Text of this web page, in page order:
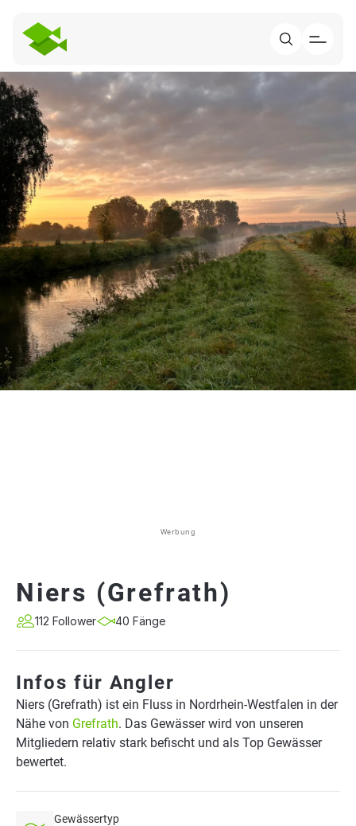
Werbung
Niers (Grefrath)
112 Follower 40 Fänge
Infos für Angler
Niers (Grefrath) ist ein Fluss in Nordrhein-Westfalen in der
Nähe von Grefrath. Das Gewässer wird von unseren
Mitgliedern relativ stark befischt und als Top Gewässer
bewertet.
Gewässertyp